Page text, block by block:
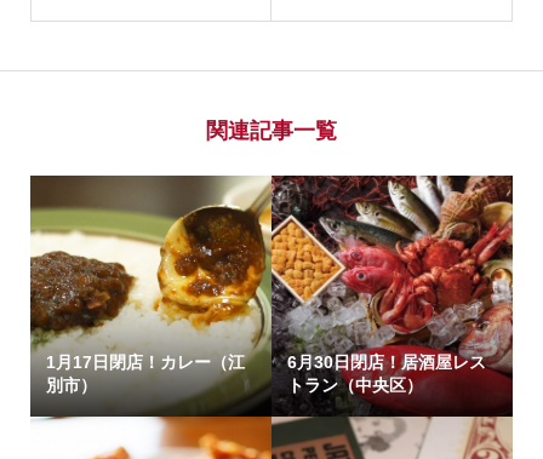
関連記事一覧
1月17日閉店！カレー（江
別市）
6月30日閉店！居酒屋レス
トラン（中央区）